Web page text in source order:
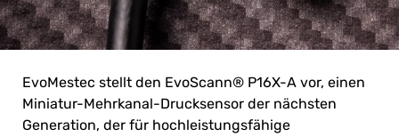
EvoMestec stellt den EvoScann® P16X-A vor, einen
Miniatur-Mehrkanal-Drucksensor der nächsten
Generation, der für hochleistungsfähige